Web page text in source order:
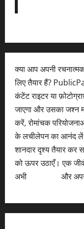
क्या आप अपनी
लिए तैयार हैं?
कंटेंट राइटर या
जाएगा और उसका जश्न
करें, रोमांचक
के लचीलेपन का आनंद
शानदार दृश्य तैयार कर
को ऊपर उठाएँ। एक
अभी
और